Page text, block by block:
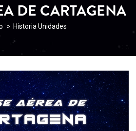
DE CARTAGENA
Historia Unidades